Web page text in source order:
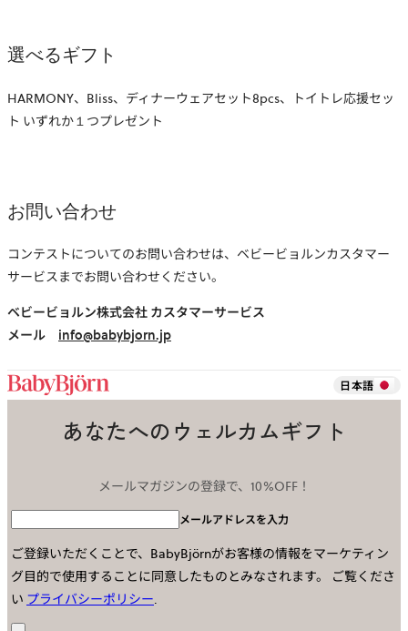
選べるギフト
HARMONY、Bliss、ディナーウェアセット8pcs、トイトレ応援セッ
ト いずれか１つプレゼント
お問い合わせ
コンテストについてのお問い合わせは、ベビービョルンカスタマー
サービスまでお問い合わせください。
ベビービョルン株式会社 カスタマーサービス
メール info@babybjorn.jp
日本語
あなたへのウェルカムギフト
メールマガジンの登録で、10%OFF！
メールアドレスを入力
ご登録いただくことで、BabyBjörnがお客様の情報をマーケティン
グ目的で使用することに同意したものとみなされます。
ご覧くださ
い プライバシーポリシー.